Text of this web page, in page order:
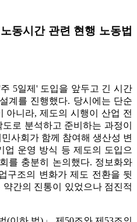
동시간 관련 현행 노동법
5일제' 도입을 앞두고 긴 시간
계를 진행했다. 당시에는 단순
아니라, 제도의 시행이 산업 전
로 분석하고 준비하는 과정이
사회가 함께 참여해 생산성 변
업 운영 방식 등 제도의 도입으
를 충분히 논의했다. 정보화와
구조의 변화가 제도 전환을 뒷
간의 진통이 있었으나 점진적